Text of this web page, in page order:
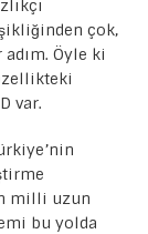
çok,
Öyle ki
var.
milli uzun
bu yolda